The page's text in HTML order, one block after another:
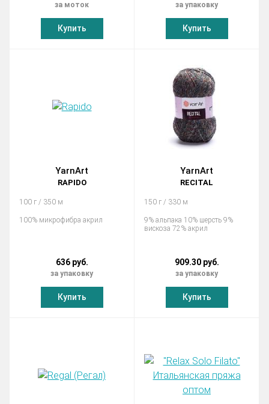
за моток
Купить
за упаковку
Купить
YarnArt
RAPIDO
100 г / 350 м
100% микрофибра акрил
636 руб.
за упаковку
Купить
YarnArt
RECITAL
150 г / 330 м
9% альпака 10% шерсть 9%
вискоза 72% акрил
909.30 руб.
за упаковку
Купить